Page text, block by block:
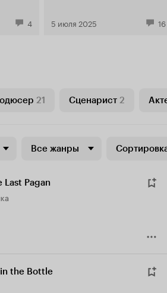
4 5 июля 2025 16
21 Сценарист 2
Все жанры
Last Pagan
the Bottle